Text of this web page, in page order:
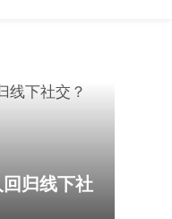
归线下社